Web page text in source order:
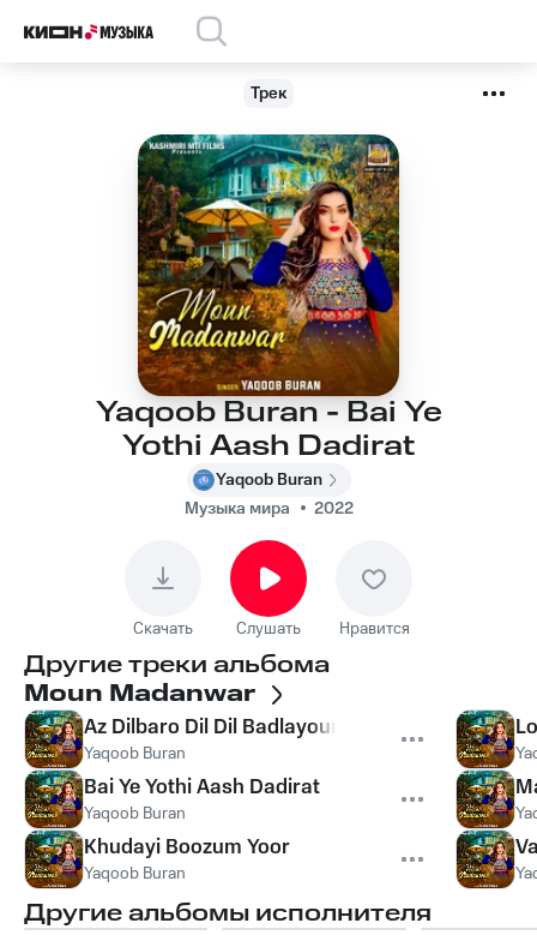
Трек
Yaqoob Buran - Bai Ye
Yothi Aash Dadirat
Yaqoob Buran
Музыка мира
2022
Скачать Слушать Нравится
Другие треки альбома
Moun Madanwar
Az Dilbaro Dil Dil Badlayoun
Yaqoob Buran
Bai Ye Yothi Aash Dadirat
Yaqoob Buran
Khudayi Boozum Yoor
Yaqoob Buran
Другие альбомы исполнителя